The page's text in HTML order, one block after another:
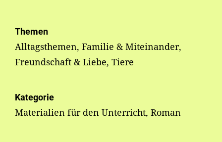
Themen
Alltagsthemen, Familie & Miteinander,
Freundschaft & Liebe, Tiere
Kategorie
Materialien für den Unterricht, Roman